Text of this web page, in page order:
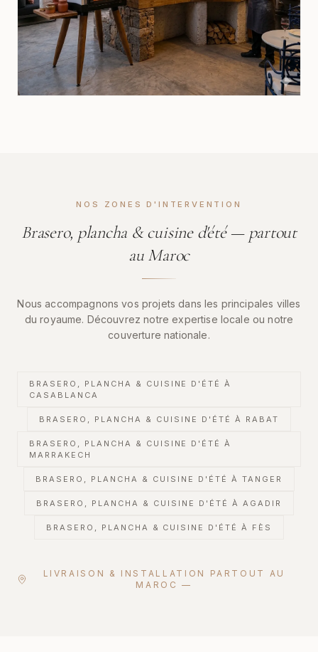
NOS ZONES D'INTERVENTION
Brasero, plancha & cuisine d'été — partout
au Maroc
Nous accompagnons vos projets dans les principales villes
du royaume. Découvrez notre expertise locale ou notre
couverture nationale.
BRASERO, PLANCHA & CUISINE D'ÉTÉ À
CASABLANCA
BRASERO, PLANCHA & CUISINE D'ÉTÉ À RABAT
BRASERO, PLANCHA & CUISINE D'ÉTÉ À
MARRAKECH
BRASERO, PLANCHA & CUISINE D'ÉTÉ À TANGER
BRASERO, PLANCHA & CUISINE D'ÉTÉ À AGADIR
BRASERO, PLANCHA & CUISINE D'ÉTÉ À FÈS
LIVRAISON & INSTALLATION PARTOUT AU
MAROC —